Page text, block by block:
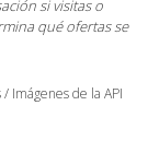
si visitas o
qué ofertas se
Imágenes de la API